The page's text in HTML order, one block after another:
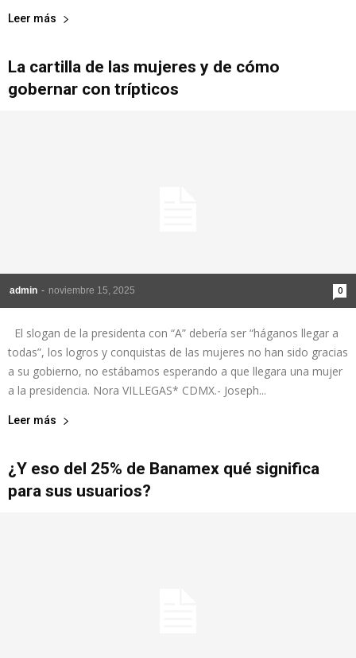
Leer más
La cartilla de las mujeres y de cómo
gobernar con trípticos
admin - noviembre 15, 2025 0
El slogan de la presidenta con “A” debería ser “háganos llegar a
todas”, los logros y conquistas de las mujeres no han sido gracias
a su gobierno, no estábamos esperando a que llegara una mujer
a la presidencia. Nora VILLEGAS* CDMX.- Joseph...
Leer más
¿Y eso del 25% de Banamex qué significa
para sus usuarios?